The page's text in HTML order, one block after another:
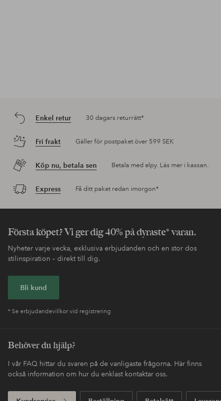
Enkel retur 30 dagars returrätt*
Fri frakt Gäller för postpaket över 599 SEK
Köp nu, betala sen Betala med elpy. Läs mer i kassan.
Express Få ditt paket redan imorgon*
Första köpet? Vi ger dig 40% på dyraste* varan.
Nyheter varje vecka, exklusiva erbjudanden och en stor dos
stilinspiration – direkt till dig.
Bli kund
* Se erbjudandevillkor vid registrering
Behöver du hjälp?
I vår FAQ hittar du svaren på de vanligaste frågorna. Här finns
också information om hur du enklast kontaktar oss.